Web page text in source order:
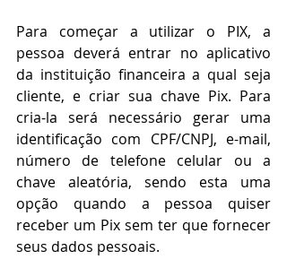
Para começar a utilizar o PIX, a
pessoa deverá entrar no aplicativo
da instituição financeira a qual seja
cliente, e criar sua chave Pix. Para
cria-la será necessário gerar uma
identificação com CPF/CNPJ, e-mail,
número de telefone celular ou a
chave aleatória, sendo esta uma
opção quando a pessoa quiser
receber um Pix sem ter que fornecer
seus dados pessoais.